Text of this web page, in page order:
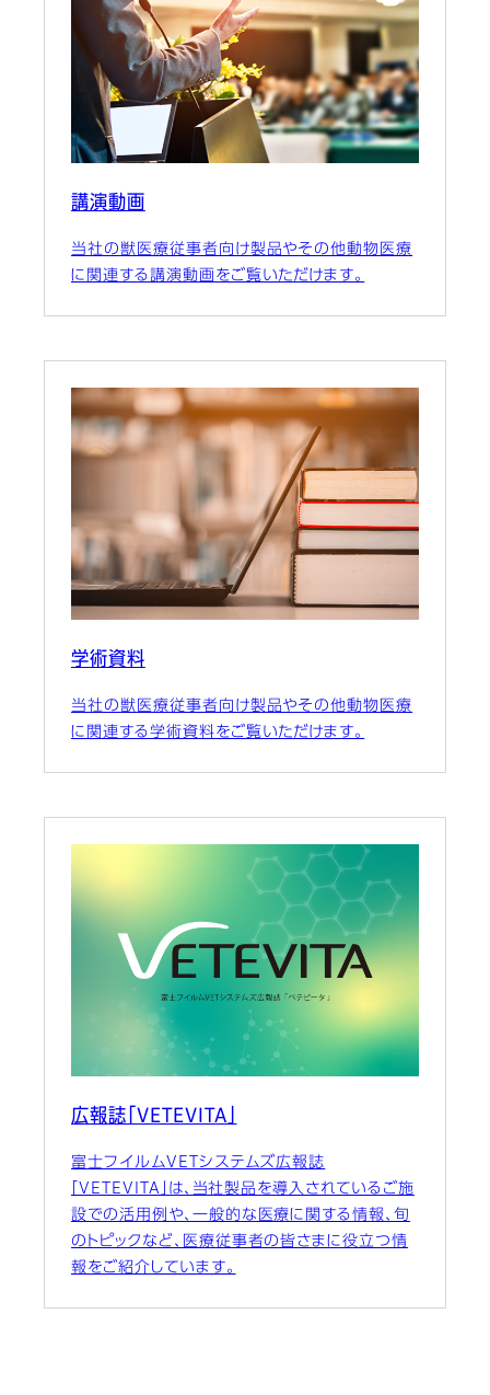
講演動画
当社の獣医療従事者向け製品やその他動物医療
に関連する講演動画をご覧いただけます。
学術資料
当社の獣医療従事者向け製品やその他動物医療
に関連する学術資料をご覧いただけます。
広報誌「VETEVITA」
富士フイルムVETシステムズ広報誌
「VETEVITA」は、当社製品を導入されているご施
設での活用例や、一般的な医療に関する情報、旬
のトピックなど、医療従事者の皆さまに役立つ情
報をご紹介しています。